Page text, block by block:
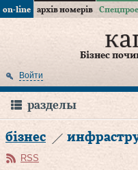
on-line архів номерів
Бізнес
Войти
разделы
бізнес
RSS